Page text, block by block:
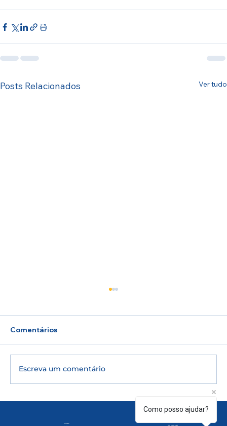
Posts Relacionados Ver tudo
🎓 UERJ 2027: inscrições para o 2º
Exame de Qualificação estão abertas;
Comentários
Escreva um comentário
Cursos
Atendimento:
Segunda à Sexta | 07h30 às 20h30
(21) 2412-2181
Como posso ajudar?